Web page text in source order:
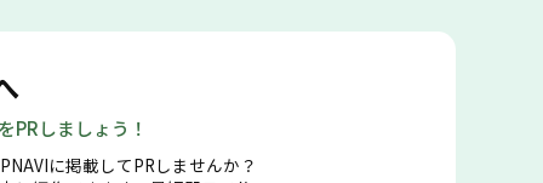
PRしましょう！
に掲載してPRしませんか？